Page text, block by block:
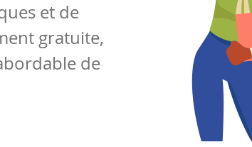
et de
gratuite,
de